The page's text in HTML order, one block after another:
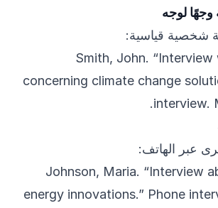
وجهًا لوجه
شخصية قياسية:
Smith, John.
concerning climate change
interview.
عبر الهاتف:
Johnson, Maria. “Interview
energy innovations.” Phone